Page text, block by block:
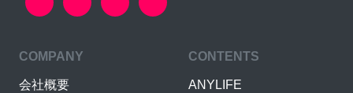
COMPANY
会社概要
CONTENTS
ANYLIFE